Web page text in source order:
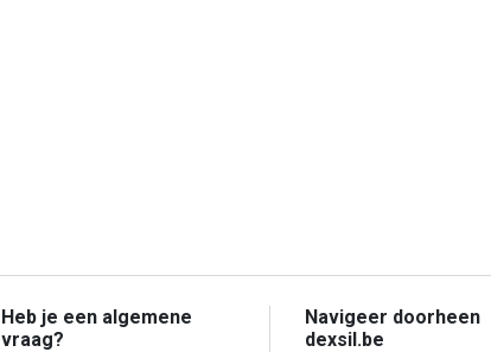
Heb je een algemene
vraag?
Navigeer doorheen
dexsil.be